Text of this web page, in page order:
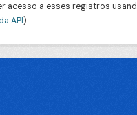
acesso a esses registros
API).